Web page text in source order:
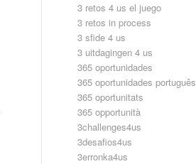
3 retos 4 us el juego
3 retos in process
3 sfide 4 us
3 uitdagingen 4 us
365 oportunidades
365 oportunidades português
365 oportunitats
365 opportunità
3challenges4us
3desafios4us
3erronka4us